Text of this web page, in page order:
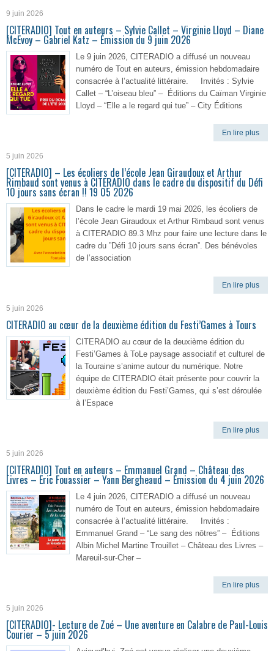
9 juin 2026
[CITERADIO] Tout en auteurs – Sylvie Callet – Virginie Lloyd – Diane
McEvoy – Gabriel Katz – Émission du 9 juin 2026
Le 9 juin 2026, CITERADIO a diffusé un nouveau
numéro de Tout en auteurs, émission hebdomadaire
consacrée à l’actualité littéraire. Invités : Sylvie
Callet – “L’oiseau bleu” – Éditions du Caïman Virginie
Lloyd – “Elle a le regard qui tue” – City Éditions
En lire plus
5 juin 2026
[CITERADIO] – Les écoliers de l’école Jean Giraudoux et Arthur
Rimbaud sont venus à CITERADIO dans le cadre du dispositif du Défi
10 jours sans écran !! 19 05 2026
Dans le cadre le mardi 19 mai 2026, les écoliers de
l’école Jean Giraudoux et Arthur Rimbaud sont venus
à CITERADIO 89.3 Mhz pour faire une lecture dans le
cadre du ”Défi 10 jours sans écran”. Des bénévoles
de l’association
En lire plus
5 juin 2026
CITERADIO au cœur de la deuxième édition du Festi’Games à Tours
CITERADIO au cœur de la deuxième édition du
Festi’Games à ToLe paysage associatif et culturel de
la Touraine s’anime autour du numérique. Notre
équipe de CITERADIO était présente pour couvrir la
deuxième édition du Festi’Games, qui s’est déroulée
à l’Espace
En lire plus
5 juin 2026
[CITERADIO] Tout en auteurs – Emmanuel Grand – Château des
Livres – Eric Fouassier – Yann Bergheaud – Émission du 4 juin 2026
Le 4 juin 2026, CITERADIO a diffusé un nouveau
numéro de Tout en auteurs, émission hebdomadaire
consacrée à l’actualité littéraire. Invités :
Emmanuel Grand – “Le sang des nôtres” – Éditions
Albin Michel Martine Trouillet – Château des Livres –
Mareuil-sur-Cher –
En lire plus
5 juin 2026
[CITERADIO]- Lecture de Zoé – Une aventure en Calabre de Paul-Louis
Courier – 5 juin 2026